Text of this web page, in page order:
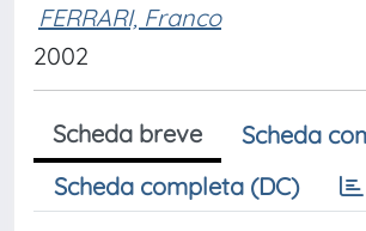
FERRARI, Franco
2002
Scheda breve
Scheda
Scheda completa (DC)